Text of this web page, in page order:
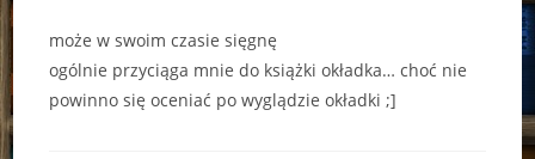
może w swoim czasie sięgnę
ogólnie przyciąga mnie do książki okładka… choć nie
powinno się oceniać po wyglądzie okładki ;]